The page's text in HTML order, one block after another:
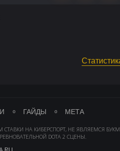
ГАЙДЫ МЕТА
НА КИБЕРСПОРТ, НЕ ЯВЛЯЕМСЯ
DOTA 2 СЦЕНЫ.